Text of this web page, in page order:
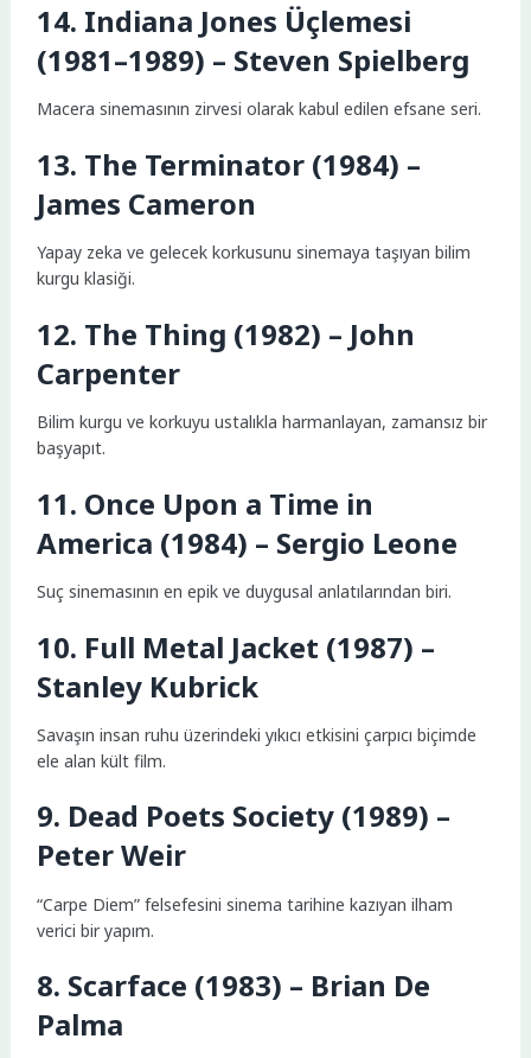
14. Indiana Jones Üçlemesi
(1981–1989) – Steven Spielberg
Macera sinemasının zirvesi olarak kabul edilen efsane seri.
13. The Terminator (1984) –
James Cameron
Yapay zeka ve gelecek korkusunu sinemaya taşıyan bilim
kurgu klasiği.
12. The Thing (1982) – John
Carpenter
Bilim kurgu ve korkuyu ustalıkla harmanlayan, zamansız bir
başyapıt.
11. Once Upon a Time in
America (1984) – Sergio Leone
Suç sinemasının en epik ve duygusal anlatılarından biri.
10. Full Metal Jacket (1987) –
Stanley Kubrick
Savaşın insan ruhu üzerindeki yıkıcı etkisini çarpıcı biçimde
ele alan kült film.
9. Dead Poets Society (1989) –
Peter Weir
“Carpe Diem” felsefesini sinema tarihine kazıyan ilham
verici bir yapım.
8. Scarface (1983) – Brian De
Palma